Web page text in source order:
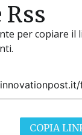
Rss
per copiare il
COPIA